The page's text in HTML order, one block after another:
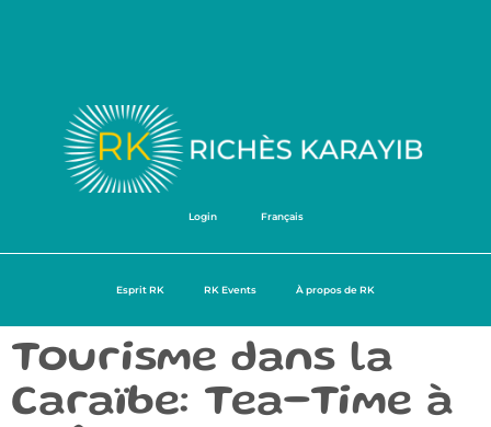
Login Français
Esprit RK RK Events À propos de RK
Tourisme dans la
Caraïbe: Tea-Time à